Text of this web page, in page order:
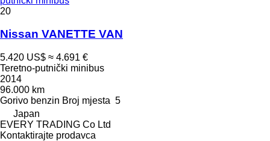
20
Nissan VANETTE VAN
5.420 US$ ≈ 4.691 €
Teretno-putnički minibus
2014
96.000 km
Gorivo benzin Broj mjesta 5
Japan
EVERY TRADING Co Ltd
Kontaktirajte prodavca